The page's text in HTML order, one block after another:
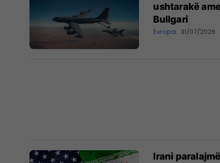
ushtarakë
Bullgari
Evropa 31/07/2026
Irani